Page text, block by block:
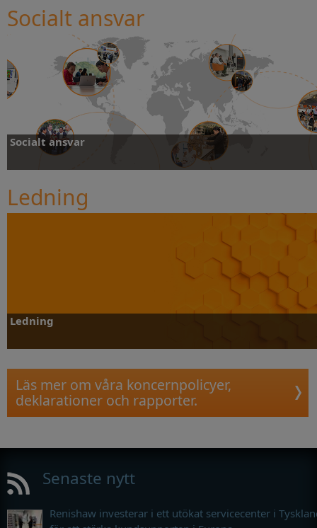
Mer information
Socialt ansvar
Socialt ansvar
Ledning
Ledning
Mer information
Läs mer om våra koncernpolicyer,
deklarationer och rapporter.
Senaste nytt
Renishaw investerar i ett utökat servicecenter i